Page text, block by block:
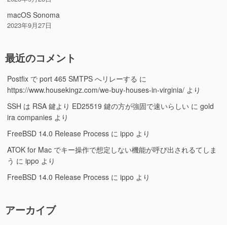
macOS Sonoma
2023年9月27日
最近のコメント
Postfix で port 465 SMTPS へリレーする に
https://www.housekingz.com/we-buy-houses-in-virginia/ より
SSH は RSA 鍵より ED25519 鍵の方が強固で速いらしい に gold
ira companies より
FreeBSD 14.0 Release Process に ippo より
ATOK for Mac でキー操作で想定しない機能が呼び出されるてしま
う に ippo より
FreeBSD 14.0 Release Process に ippo より
アーカイブ